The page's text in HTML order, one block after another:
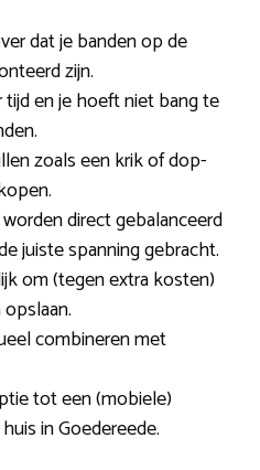
dat je banden op de
zijn.
en je hoeft niet bang te
zoals een krik of dop-
direct gebalanceerd
juiste spanning gebracht.
om (tegen extra kosten)
combineren met
tot een (mobiele)
in Goedereede.